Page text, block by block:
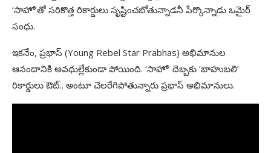
‘సాహో’తో సరికొత్త రికార్డులు సృష్టించబోతున్నాడనీ పేర్కొన్నాడు ఒమైర్‌
సంధు.
ఇకనేం, ప్రభాస్‌ (Young Rebel Star Prabhas) అభిమానుల
ఆనందానికి అవధుల్లేకుండా పోయింది. ‘సాహో’ దెబ్బకు ‘బాహుబలి’
రికార్డులు ఔట్‌.. అంటూ చెలరేగిపోతున్నారు ప్రభాస్‌ అభిమానులు.